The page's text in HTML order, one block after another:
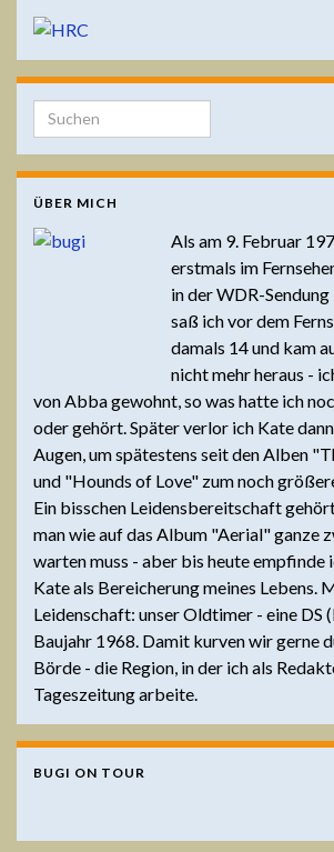
Search for:
ÜBER MICH
Als am 9. Februar
erstmals im
in der WDR-
saß ich vor dem
damals 14 und kam
nicht mehr heraus -
von Abba gewohnt, so was hatte ich
oder gehört. Später verlor ich Kate
Augen, um spätestens seit den Alben
und "Hounds of Love" zum noch
Ein bisschen Leidensbereitschaft
man wie auf das Album "Aerial" ganze
warten muss - aber bis heute empfinde
Kate als Bereicherung meines Lebens.
Leidenschaft: unser Oldtimer - eine DS
Baujahr 1968. Damit kurven wir gerne
Börde - die Region, in der ich als
Tageszeitung arbeite.
BUGI ON TOUR